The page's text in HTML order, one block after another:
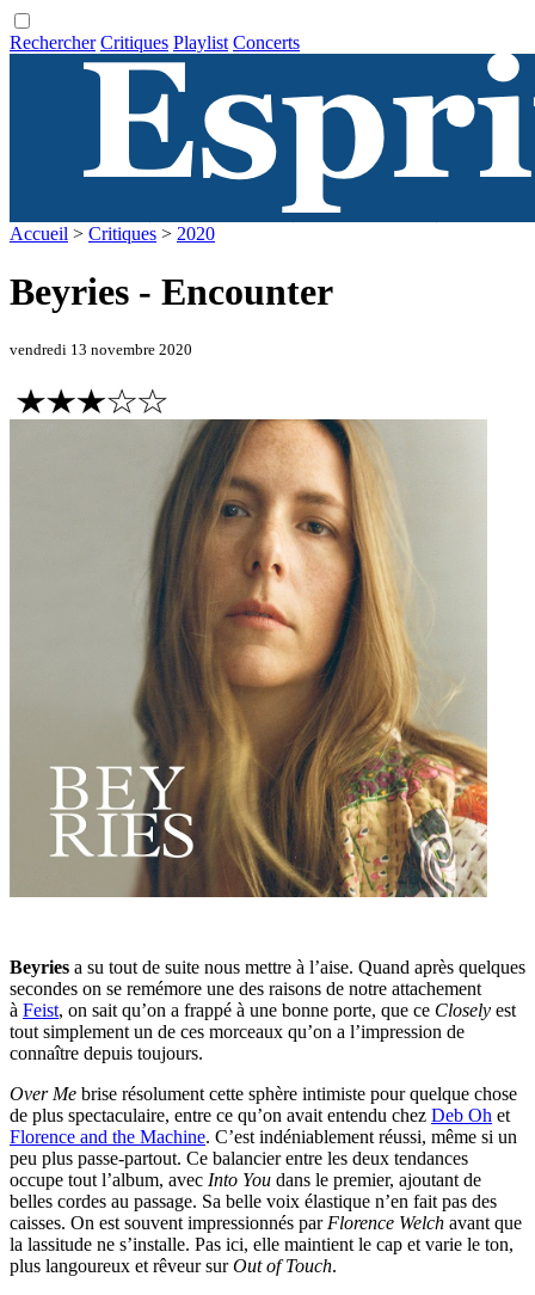
Rechercher Critiques Playlist Concerts
Accueil > Critiques > 2020
Beyries - Encounter
vendredi 13 novembre 2020
Beyries a su tout de suite nous mettre à l’aise. Quand après quelques
secondes on se remémore une des raisons de notre attachement
à Feist, on sait qu’on a frappé à une bonne porte, que ce Closely est
tout simplement un de ces morceaux qu’on a l’impression de
connaître depuis toujours.
Over Me brise résolument cette sphère intimiste pour quelque chose
de plus spectaculaire, entre ce qu’on avait entendu chez Deb Oh et
Florence and the Machine. C’est indéniablement réussi, même si un
peu plus passe-partout. Ce balancier entre les deux tendances
occupe tout l’album, avec Into You dans le premier, ajoutant de
belles cordes au passage. Sa belle voix élastique n’en fait pas des
caisses. On est souvent impressionnés par Florence Welch avant que
la lassitude ne s’installe. Pas ici, elle maintient le cap et varie le ton,
plus langoureux et rêveur surOut of Touch.